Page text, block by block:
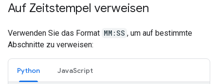
Auf Zeitstempel verweisen
Verwenden Sie das Format MM:SS , um auf bestimmte
Abschnitte zu verweisen:
Python JavaScript